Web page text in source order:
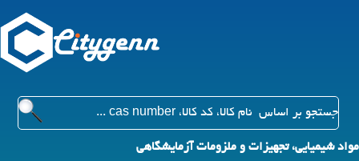
مواد شیمیایی، تجهیزات و ملزومات آزمایشگاهی